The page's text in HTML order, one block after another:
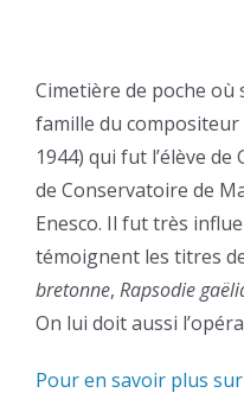
Cimetière de poche où
famille du compositeur
1944) qui fut l’élève
de Conservatoire de
Enesco. Il fut très
témoignent les titres
bretonne, Rapsodie
On lui doit aussi l’opéra
Pour en savoir plus